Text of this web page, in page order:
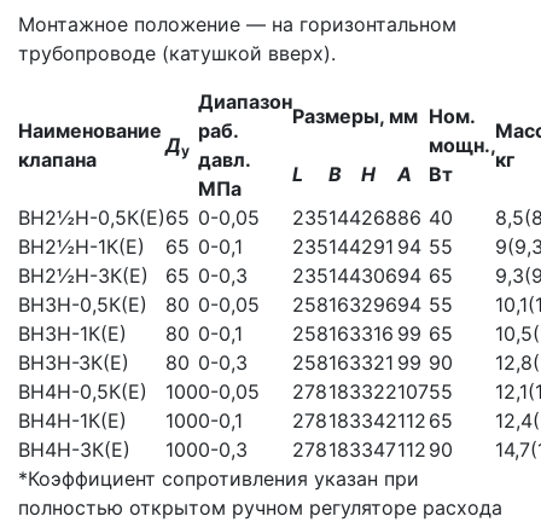
Монтажное положение — на горизонтальном
трубопроводе (катушкой вверх).
Наименование
клапана
Ду
Диапазон
раб.
давл.
МПа
Размеры, мм Ном.
мощн.,
Вт
кг
L В Н
А
ВН2½Н-0,5К(Е)65 0-0,05 23514426886 40
ВН2½Н-1К(Е)
65 0-0,1 235144291 94 55
ВН2½Н-3К(Е)
65 0-0,3 23514430694 65
ВНЗН-0,5К(Е)
80 0-0,05 25816329694 55
ВНЗН-1К(Е)
80 0-0,1 258163316 99 65
ВНЗН-ЗК(Е)
80 0-0,3 258163321 99 90
ВН4Н-0,5К(Е)
1000-0,05 27818332210755
ВН4Н-1К(Е)
1000-0,1 278183342112 65
ВН4Н-3К(Е)
1000-0,3 278183347112 90
*Коэффициент сопротивления указан при
полностью открытом ручном регуляторе расхода